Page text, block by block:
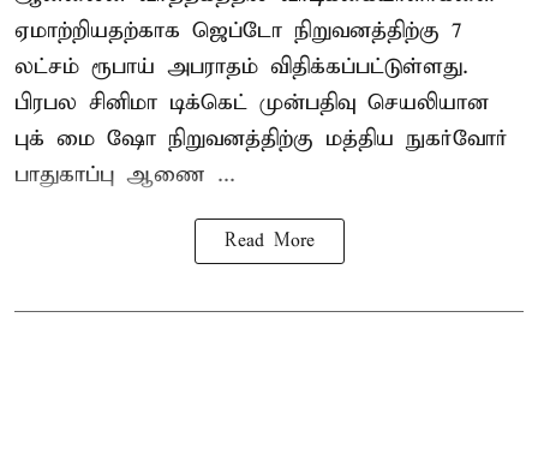
ஏமாற்றியதற்காக ஜெப்டோ நிறுவனத்திற்கு 7
லட்சம் ரூபாய் அபராதம் விதிக்கப்பட்டுள்ளது.
பிரபல சினிமா டிக்கெட் முன்பதிவு செயலியான
புக் மை ஷோ நிறுவனத்திற்கு மத்திய நுகர்வோர்
பாதுகாப்பு ஆணை ...
Read More